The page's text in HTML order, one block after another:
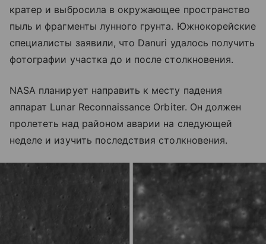
кратер и выбросила в окружающее пространство
пыль и фрагменты лунного грунта. Южнокорейские
специалисты заявили, что Danuri удалось получить
фотографии участка до и после столкновения.
NASA планирует направить к месту падения
аппарат Lunar Reconnaissance Orbiter. Он должен
пролететь над районом аварии на следующей
неделе и изучить последствия столкновения.